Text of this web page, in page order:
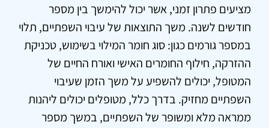
מציעים פתרון זמני, אשר יכול להימשך בין מספר
חודשים לשנה. משך התוצאות של עיבוי השפתיים, תלוי
במספר גורמים כגון: סוג חומר המילוי בשימוש, טכניקת
ההזרקה, חילוף החומרים האישי ואורח החיים של
המטופל, יכולים להשפיע על משך הזמן שעיבוי
השפתיים מחזיק. בדרך כלל, מטופלים יכולים ליהנות
ממראה מלא ומשופר של השפתיים, במשך מספר